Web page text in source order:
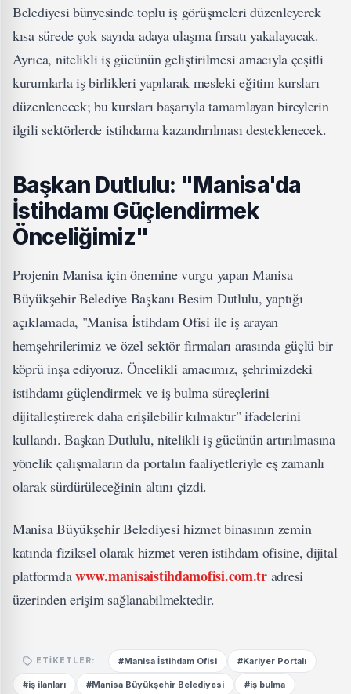
Belediyesi bünyesinde toplu iş görüşmeleri düzenleyerek
kısa sürede çok sayıda adaya ulaşma fırsatı yakalayacak.
Ayrıca, nitelikli iş gücünün geliştirilmesi amacıyla çeşitli
kurumlarla iş birlikleri yapılarak mesleki eğitim kursları
düzenlenecek; bu kursları başarıyla tamamlayan bireylerin
ilgili sektörlerde istihdama kazandırılması desteklenecek.
Başkan Dutlulu: "Manisa'da
İstihdamı Güçlendirmek
Önceliğimiz"
Projenin Manisa için önemine vurgu yapan Manisa
Büyükşehir Belediye Başkanı Besim Dutlulu, yaptığı
açıklamada, "Manisa İstihdam Ofisi ile iş arayan
hemşehrilerimiz ve özel sektör firmaları arasında güçlü bir
köprü inşa ediyoruz. Öncelikli amacımız, şehrimizdeki
istihdamı güçlendirmek ve iş bulma süreçlerini
dijitalleştirerek daha erişilebilir kılmaktır" ifadelerini
kullandı. Başkan Dutlulu, nitelikli iş gücünün artırılmasına
yönelik çalışmaların da portalın faaliyetleriyle eş zamanlı
olarak sürdürüleceğinin altını çizdi.
Manisa Büyükşehir Belediyesi hizmet binasının zemin
katında fiziksel olarak hizmet veren istihdam ofisine, dijital
platformdawww.manisaistihdamofisi.com.tradresi
üzerinden erişim sağlanabilmektedir.
ETIKETLER: #Manisa İstihdam Ofisi #Kariyer Portalı
#iş ilanları #Manisa Büyükşehir Belediyesi #iş bulma